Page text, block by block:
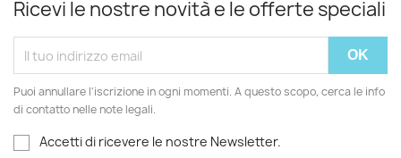
Ricevi le nostre novità e le offerte speciali
Puoi annullare l'iscrizione in ogni momenti. A questo scopo, cerca le info
di contatto nelle note legali.
Accetti di ricevere le nostre Newsletter.